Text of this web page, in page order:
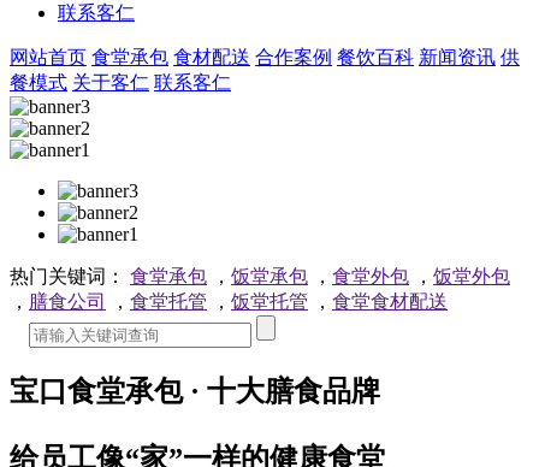
联系客仁
网站首页 食堂承包 食材配送 合作案例 餐饮百科 新闻资讯 供
餐模式 关于客仁 联系客仁
热门关键词： 食堂承包 ， 饭堂承包 ， 食堂外包 ， 饭堂外包
， 膳食公司 ， 食堂托管 ， 饭堂托管 ， 食堂食材配送
宝口食堂承包 · 十大膳食品牌
给员工像“家”一样的健康食堂